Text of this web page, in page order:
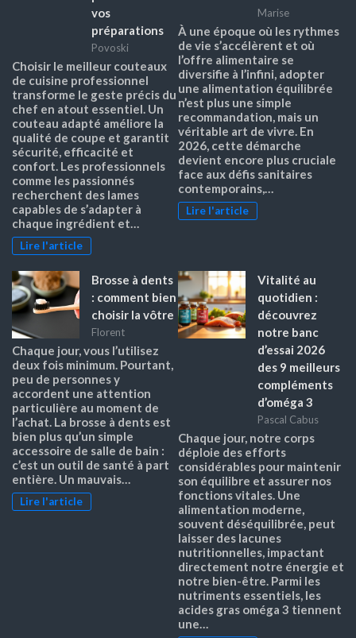
vos
préparations
Povoski
Choisir le meilleur couteaux
de cuisine professionnel
transforme le geste précis du
chef en atout essentiel. Un
couteau adapté améliore la
qualité de coupe et garantit
sécurité, efficacité et
confort. Les professionnels
comme les passionnés
recherchent des lames
capables de s’adapter à
chaque ingrédient et…
Lire l'article
Marise
À une époque où les rythmes
de vie s’accélèrent et où
l’offre alimentaire se
diversifie à l’infini, adopter
une alimentation équilibrée
n’est plus une simple
recommandation, mais un
véritable art de vivre. En
2026, cette démarche
devient encore plus cruciale
face aux défis sanitaires
contemporains,…
Lire l'article
Brosse à dents
: comment bien
choisir la vôtre
Florent
Chaque jour, vous l’utilisez
deux fois minimum. Pourtant,
peu de personnes y
accordent une attention
particulière au moment de
l’achat. La brosse à dents est
bien plus qu’un simple
accessoire de salle de bain :
c’est un outil de santé à part
entière. Un mauvais…
Lire l'article
Vitalité au
quotidien :
découvrez
notre banc
d’essai 2026
des 9 meilleurs
compléments
d’oméga 3
Pascal Cabus
Chaque jour, notre corps
déploie des efforts
considérables pour maintenir
son équilibre et assurer nos
fonctions vitales. Une
alimentation moderne,
souvent déséquilibrée, peut
laisser des lacunes
nutritionnelles, impactant
directement notre énergie et
notre bien-être. Parmi les
nutriments essentiels, les
acides gras oméga 3 tiennent
une…